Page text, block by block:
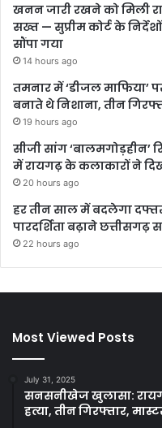
खनन जारी रखने को मिली
सख्त — सुप्रीम कोर्ट के
सौंपा गया
14 hours ago
तमनार में ‘डीजल माफिया’
बनाते थे निशाना, तीन
19 hours ago
सीजी सांग ‘बालमगोड़हीन’
में रायगढ़ के कलाकारों ने
20 hours ago
हर तीन साल में बदलेगा
पारदर्शिता बढ़ाने छत्तीसगढ़
22 hours ago
Most Viewed Posts
July 31, 2025
सनसनीखेज खुलासा:
हत्या, तीन गिरफ्तार,